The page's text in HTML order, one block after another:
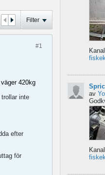
Filter
#1
420kg
inte
efter
för
av